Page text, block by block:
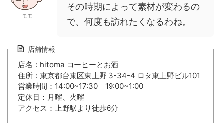
モモ
その時期によって素材が変わるの
で、何度も訪れたくなるわね。
店舗情報
店名：hitoma コーヒーとお酒
住所：東京都台東区東上野 3-34-4 ロタ東上野ビル101
営業時間：14:00~17:30 19:00~1:00
定休日：月曜、火曜
アクセス：上野駅より徒歩6分